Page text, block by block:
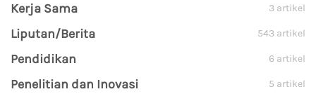
Kerja Sama 3 artikel
Liputan/Berita 543 artikel
Pendidikan 6 artikel
Penelitian dan Inovasi 5 artikel